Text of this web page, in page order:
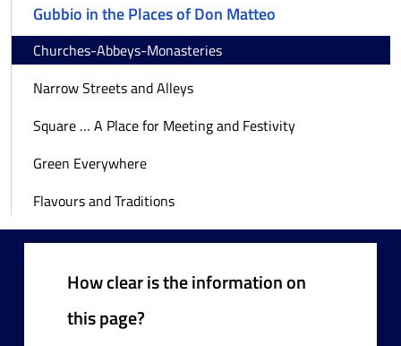
Gubbio in the Places of Don Matteo
Churches-Abbeys-Monasteries
Narrow Streets and Alleys
Square … A Place for Meeting and Festivity
Green Everywhere
Flavours and Traditions
How clear is the information on
this page?